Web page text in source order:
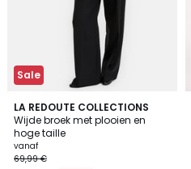
Sale
LA REDOUTE COLLECTIONS
Wijde broek met plooien en
hoge taille
vanaf
69,99 €
4,3
/ 5
2
Kleuren